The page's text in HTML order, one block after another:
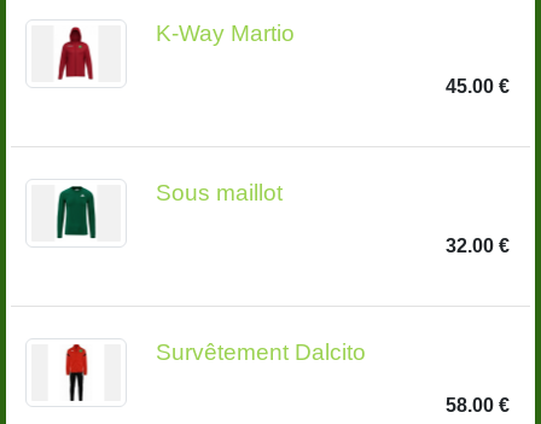
K-Way Martio
45.00 €
Sous maillot
32.00 €
Survêtement Dalcito
58.00 €